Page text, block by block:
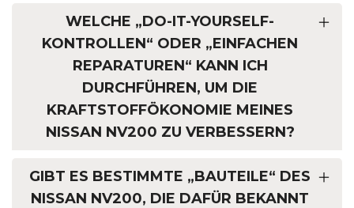
WELCHE „DO-IT-YOURSELF-
KONTROLLEN“ ODER „EINFACHEN
REPARATUREN“ KANN ICH
DURCHFÜHREN, UM DIE
KRAFTSTOFFÖKONOMIE MEINES
NISSAN NV200 ZU VERBESSERN?
GIBT ES BESTIMMTE „BAUTEILE“ DES
NISSAN NV200, DIE DAFÜR BEKANNT